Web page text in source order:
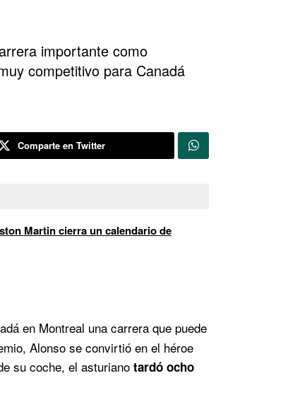
importante como
competitivo para Canadá
Comparte en Twitter
Martin cierra un calendario de
en Montreal una carrera que puede
Alonso se convirtió en el héroe
su coche, el asturiano tardó ocho